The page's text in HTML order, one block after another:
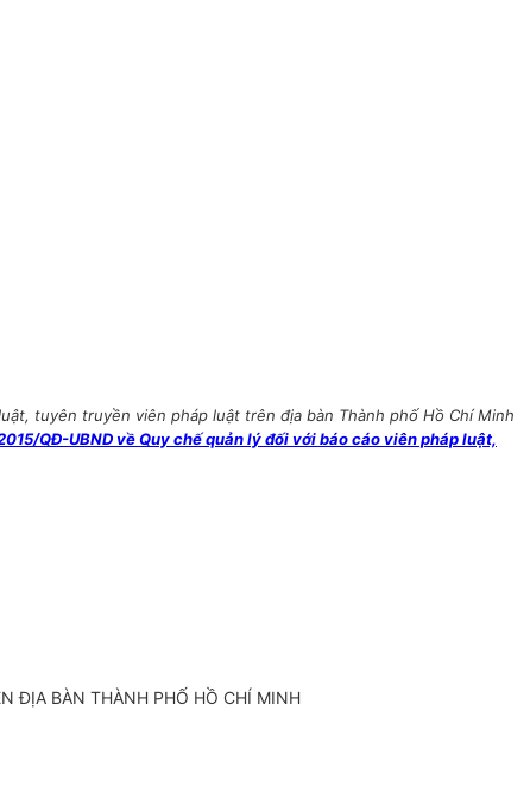
tuyên truyền viên pháp luật trên địa bàn Thành phố Hồ Chí Minh
QĐ-UBND về Quy chế quản lý đối với báo cáo viên pháp luật,
ĐỊA BÀN THÀNH PHỐ HỒ CHÍ MINH